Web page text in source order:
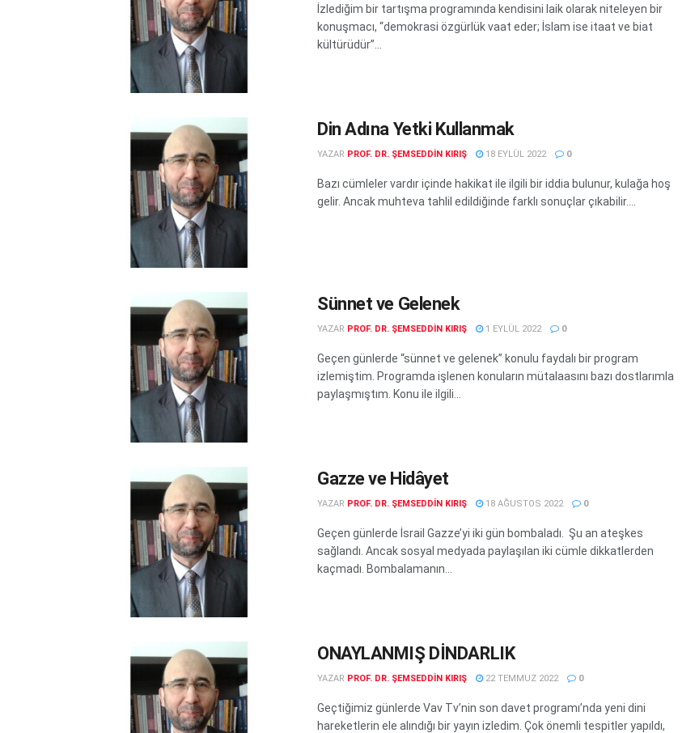
İzlediğim bir tartışma programında kendisini laik olarak niteleyen bir
konuşmacı, “demokrasi özgürlük vaat eder; İslam ise itaat ve biat
kültürüdür”...
Din Adına Yetki Kullanmak
YAZAR PROF. DR. ŞEMSEDDIN KIRIŞ 18 EYLÜL 2022 0
Bazı cümleler vardır içinde hakikat ile ilgili bir iddia bulunur, kulağa hoş
gelir. Ancak muhteva tahlil edildiğinde farklı sonuçlar çıkabilir....
Sünnet ve Gelenek
YAZAR PROF. DR. ŞEMSEDDIN KIRIŞ 1 EYLÜL 2022 0
Geçen günlerde “sünnet ve gelenek” konulu faydalı bir program
izlemiştim. Programda işlenen konuların mütalaasını bazı dostlarımla
paylaşmıştım. Konu ile ilgili...
Gazze ve Hidâyet
YAZAR PROF. DR. ŞEMSEDDIN KIRIŞ 18 AĞUSTOS 2022 0
Geçen günlerde İsrail Gazze’yi iki gün bombaladı. Şu an ateşkes
sağlandı. Ancak sosyal medyada paylaşılan iki cümle dikkatlerden
kaçmadı. Bombalamanın...
ONAYLANMIŞ DİNDARLIK
YAZAR PROF. DR. ŞEMSEDDIN KIRIŞ 22 TEMMUZ 2022 0
Geçtiğimiz günlerde Vav Tv’nin son davet programı’nda yeni dini
hareketlerin ele alındığı bir yayın izledim. Çok önemli tespitler yapıldı,